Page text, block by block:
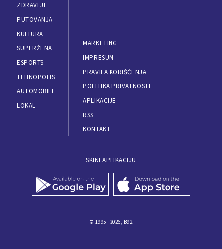
ZDRAVLJE
PUTOVANJA
KULTURA
SUPERŽENA
ESPORTS
TEHNOPOLIS
AUTOMOBILI
LOKAL
MARKETING
IMPRESUM
PRAVILA KORIŠĆENJA
POLITIKA PRIVATNOSTI
APLIKACIJE
RSS
KONTAKT
SKINI APLIKACIJU
© 1995 - 2026, B92